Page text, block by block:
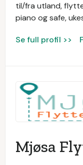
til/fra utland,
piano og safe,
Se full profil >>
Mjøsa